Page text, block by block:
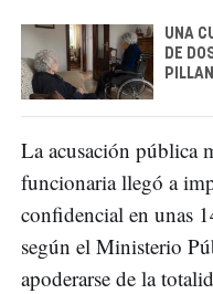
UNA
DE
La acusación pública
funcionaria llegó a
confidencial en unas
según el Ministerio
apoderarse de la